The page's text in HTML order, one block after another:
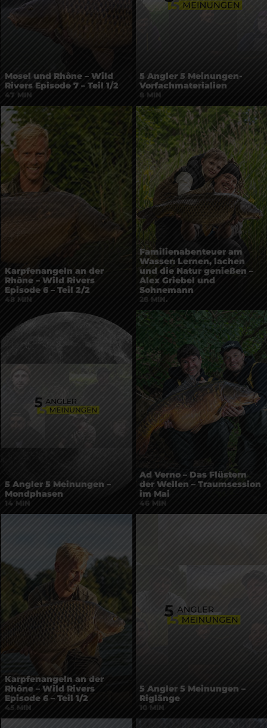
47 MIN
Mosel und Rhône – Wild
Rivers Episode 7 – Teil 1/2
8 MIN
5 Angler 5 Meinungen-
Vorfachmaterialien
48 MIN
Karpfenangeln an der
Rhône – Wild Rivers
Episode 6 – Teil 2/2
28 MIN.
Familienabenteuer am
Wasser: Lernen, lachen
und die Natur genießen –
Alex Griebel und
Sohnemann
14 MIN
5 Angler 5 Meinungen –
Mondphasen
46 MIN
Ad Verno – Das Flüstern
der Wellen – Traumsession
im Mai
45 MIN
Karpfenangeln an der
Rhône – Wild Rivers
Episode 6 – Teil 1/2
10 MIN
5 Angler 5 Meinungen –
Riglänge